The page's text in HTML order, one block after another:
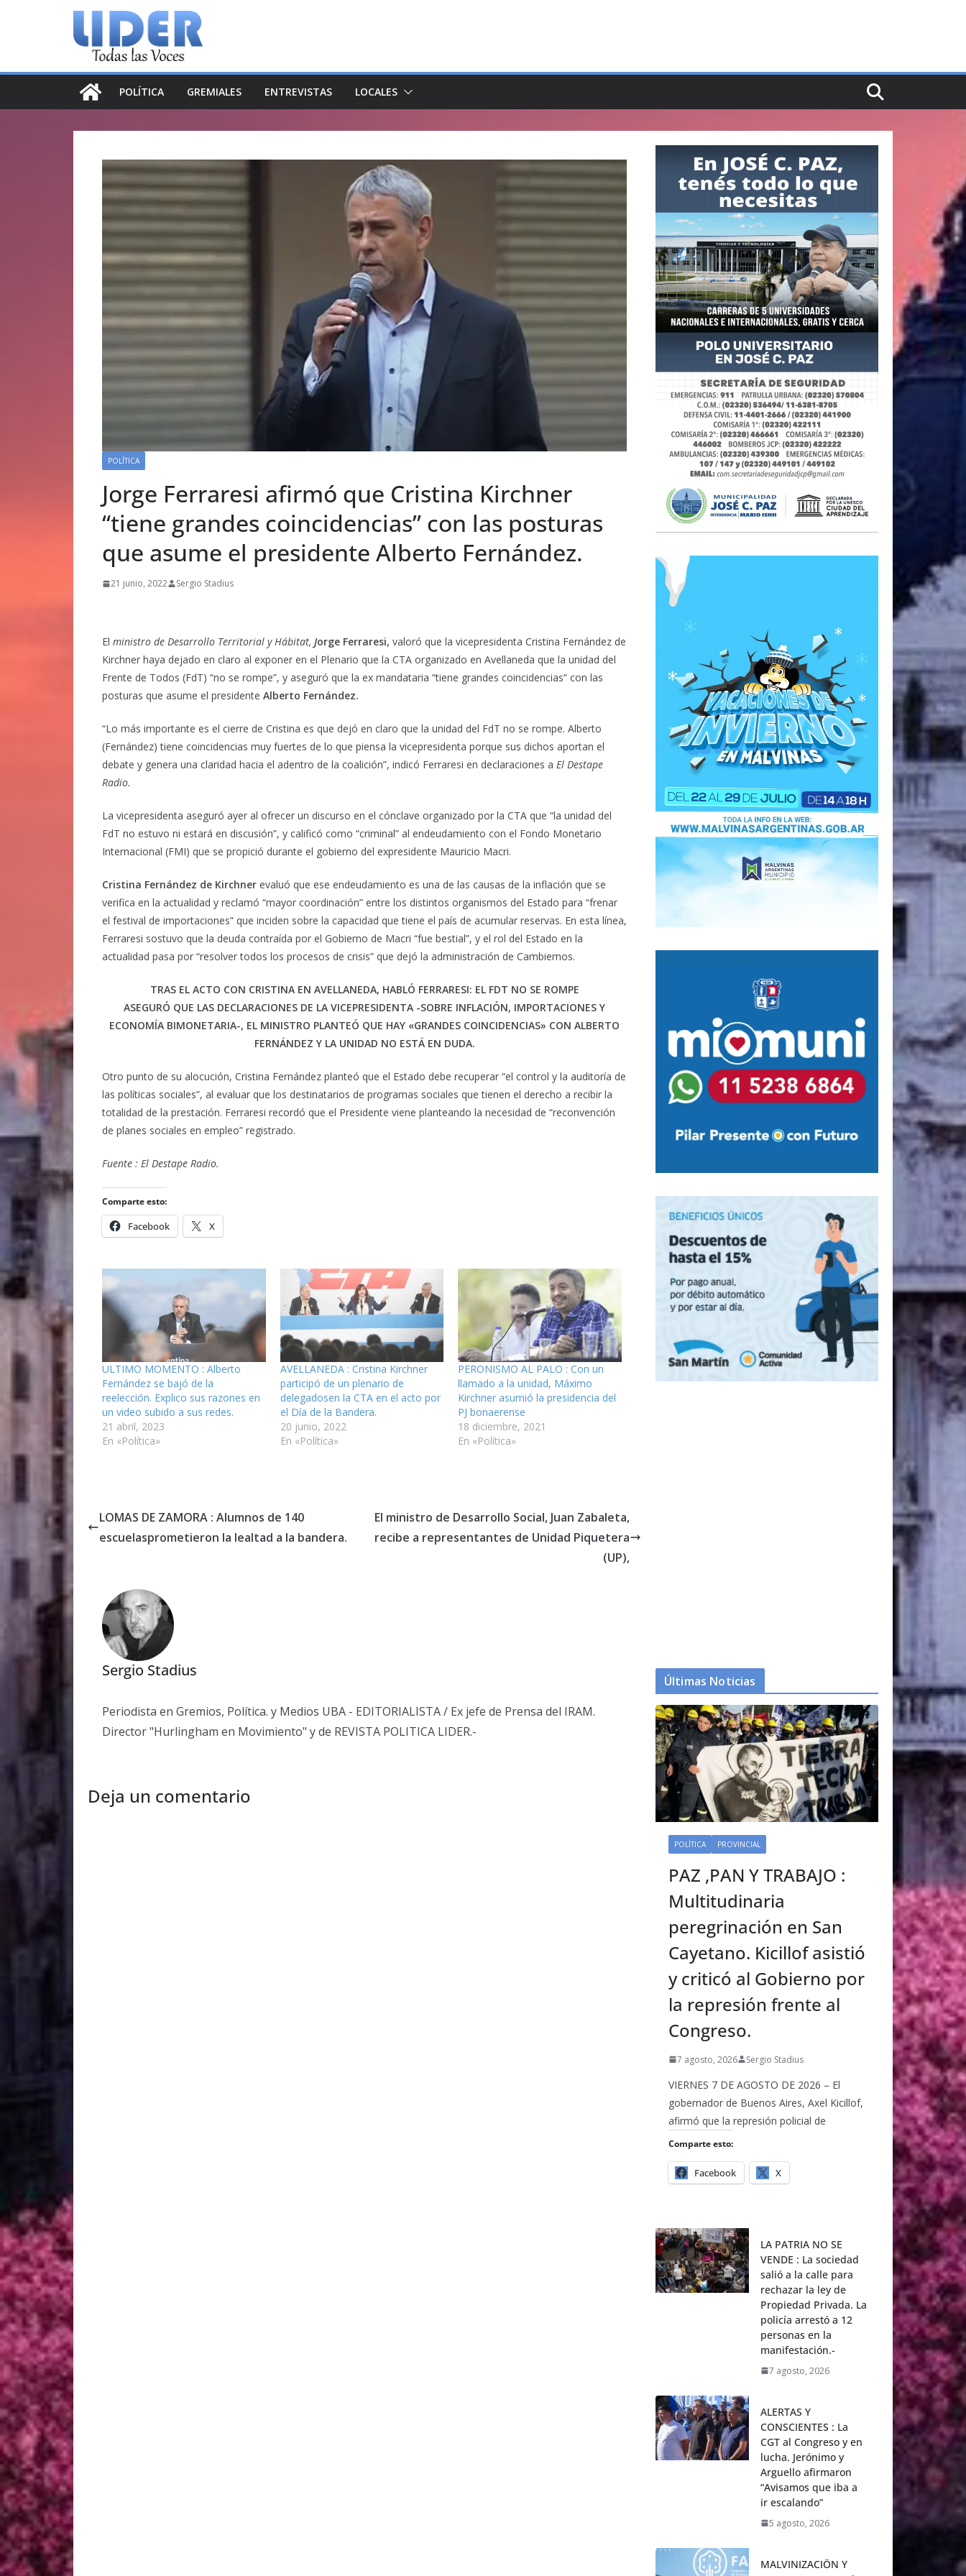
POLÍTICA GREMIALES ENTREVISTAS LOCALES
POLÍTICA
Jorge Ferraresi afirmó que Cristina Kirchner
“tiene grandes coincidencias” con las posturas
que asume el presidente Alberto Fernández.
21 junio, 2022 Sergio Stadius
El ministro de Desarrollo Territorial y Hábitat, Jorge Ferraresi, valoró que la vicepresidenta Cristina Fernández de
Kirchner haya dejado en claro al exponer en el Plenario que la CTA organizado en Avellaneda que la unidad del
Frente de Todos (FdT) “no se rompe”, y aseguró que la ex mandataria “tiene grandes coincidencias” con las
posturas que asume el presidente Alberto Fernández.
“Lo más importante es el cierre de Cristina es que dejó en claro que la unidad del FdT no se rompe. Alberto
(Fernández) tiene coincidencias muy fuertes de lo que piensa la vicepresidenta porque sus dichos aportan el
debate y genera una claridad hacia el adentro de la coalición”, indicó Ferraresi en declaraciones a El Destape
Radio.
La vicepresidenta aseguró ayer al ofrecer un discurso en el cónclave organizado por la CTA que “la unidad del
FdT no estuvo ni estará en discusión”, y calificó como “criminal” al endeudamiento con el Fondo Monetario
Internacional (FMI) que se propició durante el gobierno del expresidente Mauricio Macri.
Cristina Fernández de Kirchner evaluó que ese endeudamiento es una de las causas de la inflación que se
verifica en la actualidad y reclamó “mayor coordinación” entre los distintos organismos del Estado para “frenar
el festival de importaciones” que inciden sobre la capacidad que tiene el país de acumular reservas. En esta línea,
Ferraresi sostuvo que la deuda contraída por el Gobierno de Macri “fue bestial”, y el rol del Estado en la
actualidad pasa por “resolver todos los procesos de crisis” que dejó la administración de Cambiemos.
TRAS EL ACTO CON CRISTINA EN AVELLANEDA, HABLÓ FERRARESI: EL FDT NO SE ROMPE
ASEGURÓ QUE LAS DECLARACIONES DE LA VICEPRESIDENTA -SOBRE INFLACIÓN, IMPORTACIONES Y
ECONOMÍA BIMONETARIA-, EL MINISTRO PLANTEÓ QUE HAY «GRANDES COINCIDENCIAS» CON ALBERTO
FERNÁNDEZ Y LA UNIDAD NO ESTÁ EN DUDA.
Otro punto de su alocución, Cristina Fernández planteó que el Estado debe recuperar “el control y la auditoría de
las políticas sociales”, al evaluar que los destinatarios de programas sociales que tienen el derecho a recibir la
totalidad de la prestación. Ferraresi recordó que el Presidente viene planteando la necesidad de “reconvención
de planes sociales en empleo” registrado.
Fuente : El Destape Radio.
Comparte esto:
Facebook X
ULTIMO MOMENTO : Alberto
Fernández se bajó de la
reelección. Explico sus razones en
un video subido a sus redes.
21 abril, 2023
En «Política»
AVELLANEDA : Cristina Kirchner
participó de un plenario de
delegadosen la CTA en el acto por
el Día de la Bandera.
20 junio, 2022
En «Política»
PERONISMO AL PALO : Con un
llamado a la unidad, Máximo
Kirchner asumió la presidencia del
PJ bonaerense
18 diciembre, 2021
En «Política»
LOMAS DE ZAMORA : Alumnos de 140
escuelasprometieron la lealtad a la bandera.
El ministro de Desarrollo Social, Juan Zabaleta,
recibe a representantes de Unidad Piquetera
(UP),
Sergio Stadius
Periodista en Gremios, Política. y Medios UBA - EDITORIALISTA / Ex jefe de Prensa del IRAM.
Director "Hurlingham en Movimiento" y de REVISTA POLITICA LIDER.-
Deja un comentario
Últimas Noticias
POLÍTICA PROVINCIAL
PAZ ,PAN Y TRABAJO :
Multitudinaria
peregrinación en San
Cayetano. Kicillof asistió
y criticó al Gobierno por
la represión frente al
Congreso.
7 agosto, 2026 Sergio Stadius
VIERNES 7 DE AGOSTO DE 2026 – El
gobernador de Buenos Aires, Axel Kicillof,
afirmó que la represión policial de
Comparte esto:
Facebook X
LA PATRIA NO SE
VENDE : La sociedad
salió a la calle para
rechazar la ley de
Propiedad Privada. La
policía arrestó a 12
personas en la
manifestación.-
7 agosto, 2026
ALERTAS Y
CONSCIENTES : La
CGT al Congreso y en
lucha. Jerónimo y
Arguello afirmaron
“Avisamos que iba a
ir escalando”
5 agosto, 2026
MALVINIZACIÖN Y